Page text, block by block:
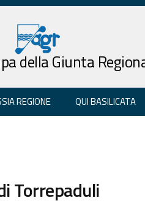
della Giunta
REGIONE QUI BASILICATA
Torrepaduli